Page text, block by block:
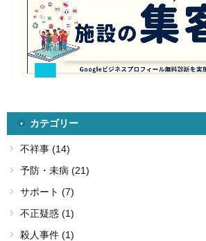
カテゴリー
不祥事 (14)
予防・未病 (21)
サポート (7)
不正疑惑 (1)
殺人事件 (1)